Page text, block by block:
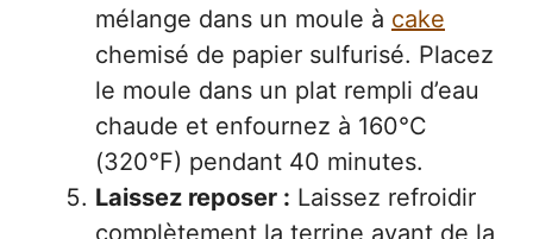
mélange dans un moule à cake
chemisé de papier sulfurisé. Placez
le moule dans un plat rempli d’eau
chaude et enfournez à 160°C
(320°F) pendant 40 minutes.
Laissez reposer : Laissez refroidir